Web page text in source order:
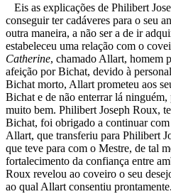
Eis as explicações de Philibert
conseguir ter cadáveres para o seu
outra maneira, a não ser a de ir
estabeleceu uma relação com o
Catherine, chamado Allart, homem
afeição por Bichat, devido à
Bichat morto, Allart prometeu aos
Bichat e de não enterrar lá ninguém,
muito bem. Philibert Joseph Roux,
Bichat, foi obrigado a continuar
Allart, que transferiu para Philibert
que teve para com o Mestre, de tal
fortalecimento da confiança entre
Roux revelou ao coveiro o seu
ao qual Allart consentiu